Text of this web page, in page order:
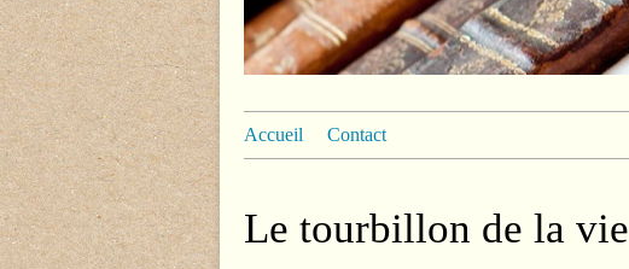
Accueil Contact
Le tourbillon de la vie